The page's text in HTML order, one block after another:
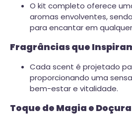
O kit completo oferece
aromas envolventes,
para encantar em
Fragrâncias que
Cada scent é projetado
proporcionando uma
bem-estar e vitalidade.
Toque de Magia e Doçura